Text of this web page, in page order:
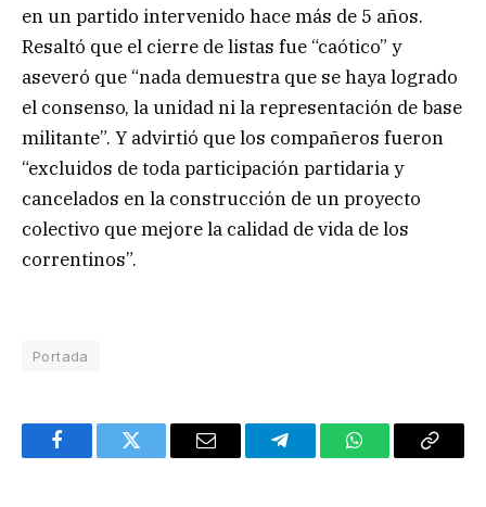
en un partido intervenido hace más de 5 años.
Resaltó que el cierre de listas fue “caótico” y
aseveró que “nada demuestra que se haya logrado
el consenso, la unidad ni la representación de base
militante”. Y advirtió que los compañeros fueron
“excluidos de toda participación partidaria y
cancelados en la construcción de un proyecto
colectivo que mejore la calidad de vida de los
correntinos”.
Portada
FacebookTwitter Email TelegramWhatsAppCopy